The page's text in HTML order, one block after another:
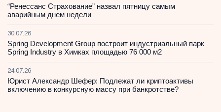
“Ренессанс Страхование” назвал пятницу самым
аварийным днем недели
30.07.26
Spring Development Group построит индустриальный парк
Spring Industry в Химках площадью 76 000 м2
24.07.26
Юрист Александр Шефер: Подлежат ли криптоактивы
включению в конкурсную массу при банкротстве?